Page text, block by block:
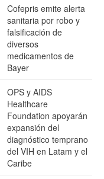
Cofepris emite alerta
sanitaria por robo y
falsificación de
diversos
medicamentos de
Bayer
OPS y AIDS
Healthcare
Foundation apoyarán
expansión del
diagnóstico temprano
del VIH en Latam y el
Caribe